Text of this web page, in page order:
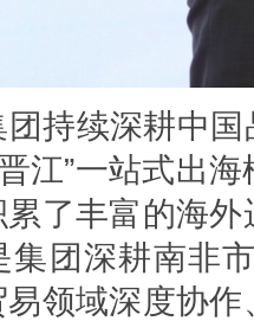
持续深耕中
晋江”一站式出
了丰富的海
集团深耕南非
领域深度协